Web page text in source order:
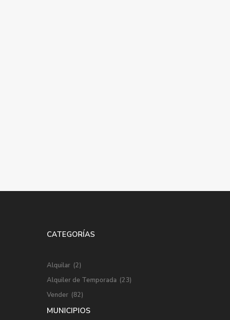
CATEGORÍAS
Alquilar (2)
Alquiler de Temporada (23)
Vender (82)
MUNICIPIOS